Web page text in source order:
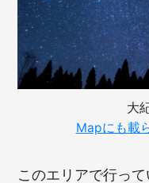
大
Mapにも載
このエリアで行って